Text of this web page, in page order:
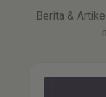
Berita &